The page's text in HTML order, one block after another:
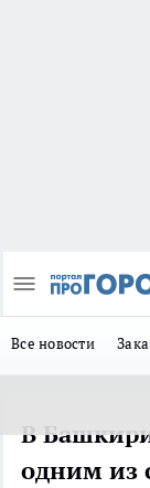
Все новости
В
одним из